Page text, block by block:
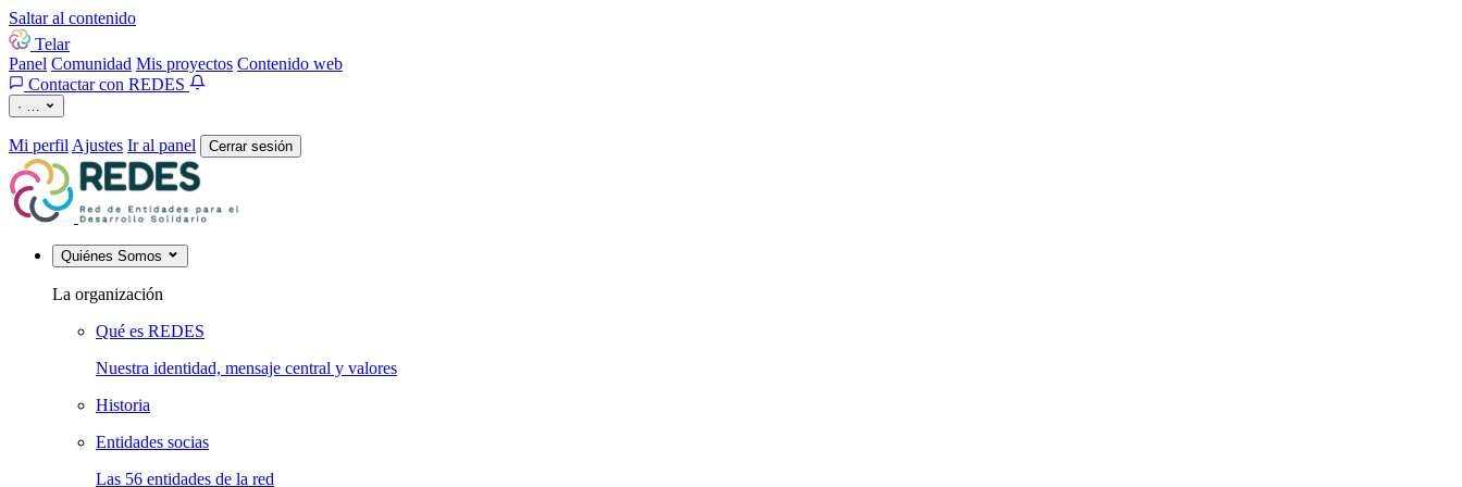
Saltar al contenido
Telar
Panel Comunidad Mis proyectos Contenido web
Contactar con REDES
· …
Mi perfil Ajustes Ir al panel Cerrar sesión
Quiénes Somos
La organización
Qué es REDES
Nuestra identidad, mensaje central y valores
Historia
Entidades socias
Las 56 entidades de la red